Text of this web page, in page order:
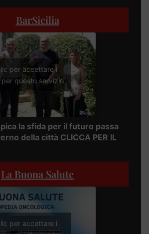
BarSicilia
per accettare i
per questo servizio
la sfida per il futuro passa
della città CLICCA PER IL
La Buona Salute
per accettare i